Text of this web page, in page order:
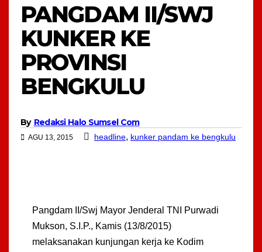
PANGDAM II/SWJ
KUNKER KE
PROVINSI
BENGKULU
By Redaksi Halo Sumsel Com
AGU 13, 2015 headline, kunker pandam ke bengkulu
Pangdam II/Swj Mayor Jenderal TNI Purwadi
Mukson, S.I.P., Kamis (13/8/2015)
melaksanakan kunjungan kerja ke Kodim